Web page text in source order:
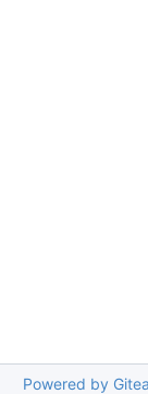
Powered by Gitea